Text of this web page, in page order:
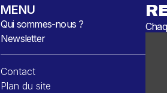
MENU
Qui sommes-nous ?
Newsletter
Contact
Plan du site